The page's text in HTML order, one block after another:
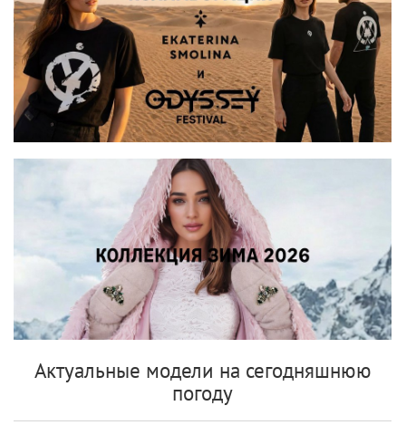
Актуальные модели на сегодняшнюю
погоду